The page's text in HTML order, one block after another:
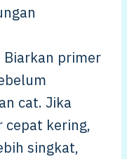
Biarkan primer
cat. Jika
cepat kering,
singkat,